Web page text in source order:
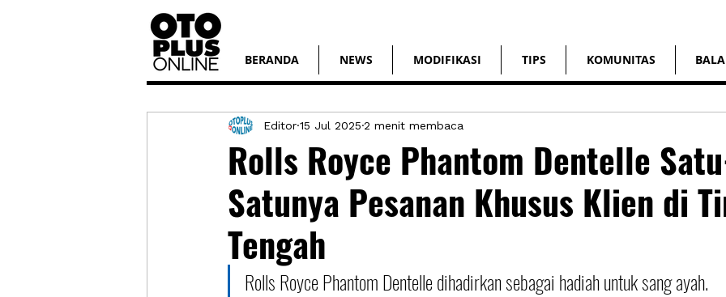
BERANDA NEWS MODIFIKASI TIPS KOMUNITAS
Rolls Royce Phantom Dentelle
Satunya Pesanan Khusus Klien di
Tengah
Editor 15 Jul 2025 2 menit membaca
Rolls Royce Phantom Dentelle dihadirkan sebagai hadiah untuk sang ayah.